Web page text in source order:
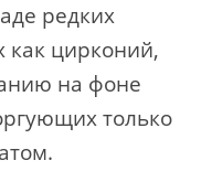
редких
как цирконий,
на фоне
только